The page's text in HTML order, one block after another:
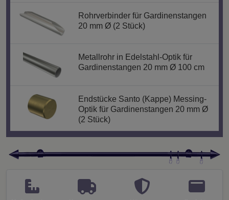
Rohrverbinder für Gardinenstangen
20 mm Ø (2 Stück)
Metallrohr in Edelstahl-Optik für
Gardinenstangen 20 mm Ø 100 cm
Endstücke Santo (Kappe) Messing-
Optik für Gardinenstangen 20 mm Ø
(2 Stück)